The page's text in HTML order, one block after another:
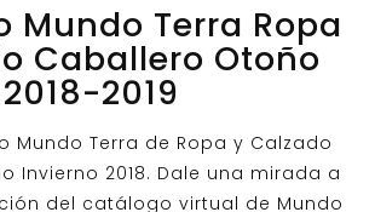
Mundo Terra Ropa
Caballero Otoño
2019
Mundo Terra de Ropa y Calzado
Invierno 2018. Dale una mirada a
del catálogo virtual de Mundo